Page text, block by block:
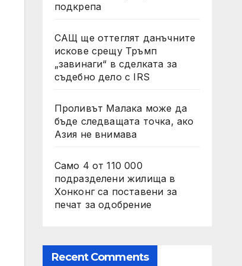
подкрепа
САЩ ще оттеглят данъчните
искове срещу Тръмп
„завинаги“ в сделката за
съдебно дело с IRS
Проливът Малака може да
бъде следващата точка, ако
Азия не внимава
Само 4 от 110 000
подразделени жилища в
Хонконг са поставени за
печат за одобрение
Recent Comments